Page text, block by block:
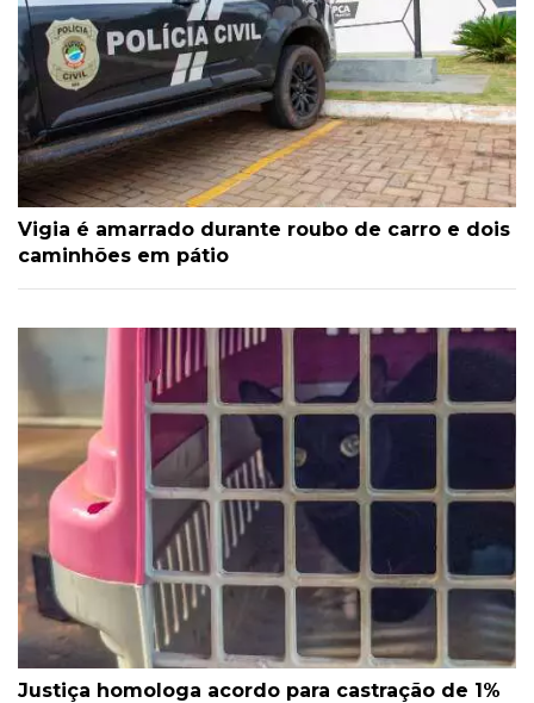
Vigia é amarrado durante roubo de carro e dois
caminhões em pátio
Justiça homologa acordo para castração de 1%